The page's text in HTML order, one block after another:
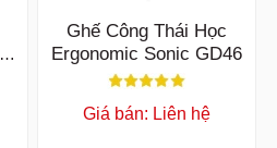
Ghế Công Thái Học
Ergonomic Sonic GD46
Giá bán: Liên hệ